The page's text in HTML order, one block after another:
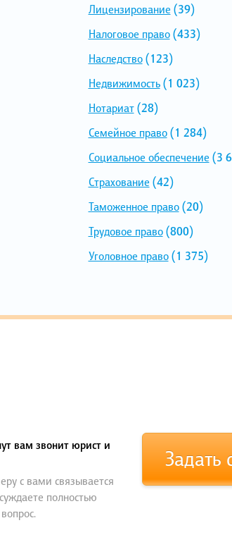
Лицензирование (39)
Налоговое право(433)
Наследство(123)
Недвижимость(1 023)
Нотариат(28)
Семейное право(1 284)
Социальное обеспечение (3
Страхование (42)
Таможенное право(20)
Трудовое право(800)
Уголовное право(1 375)
вам звонит юрист и
с вами связывается
полностью
Задать